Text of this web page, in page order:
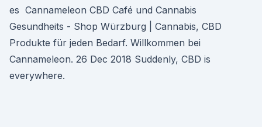
es Cannameleon CBD Café und Cannabis
Gesundheits - Shop Würzburg | Cannabis, CBD
Produkte für jeden Bedarf. Willkommen bei
Cannameleon. 26 Dec 2018 Suddenly, CBD is
everywhere.